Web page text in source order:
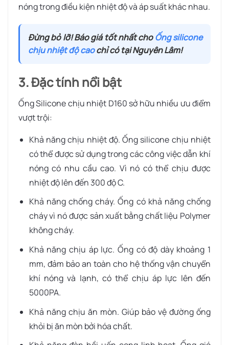
nóng trong điều kiện nhiệt độ và áp suất khác nhau.
Đừng bỏ lỡ! Báo giá tốt nhất choỐng silicone
chịu nhiệt độ caochỉcó tại Nguyên Lâm!
3. Đặc tính nổi bật
Ống Silicone chịu nhiệt D160 sở hữu nhiều ưu điểm
vượt trội:
Khả năng chịu nhiệt độ. Ống silicone chịu nhiệt
có thể được sử dụng trong các công việc dẫn khí
nóng có nhu cầu cao. Vì nó có thể chịu được
nhiệt độ lên đến 300 độ C.
Khả năng chống cháy. Ống có khả năng chống
cháy vì nó được sản xuất bằng chất liệu Polymer
không cháy.
Khả năng chịu áp lực. Ống có độ dày khoảng 1
mm, đảm bảo an toàn cho hệ thống vận chuyển
khí nóng và lạnh, có thể chịu áp lực lên đến
5000PA.
Khả năng chịu ăn mòn. Giúp bảo vệ đường ống
khỏi bị ăn mòn bởi hóa chất.